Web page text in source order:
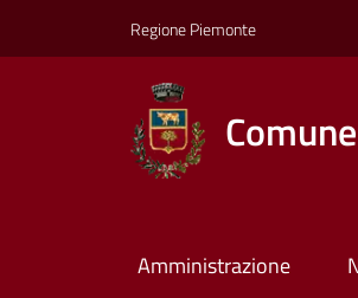
Regione Piemonte
Amministrazione